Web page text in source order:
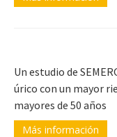
Un estudio de
úrico con un mayor
mayores de 50 años
Más información